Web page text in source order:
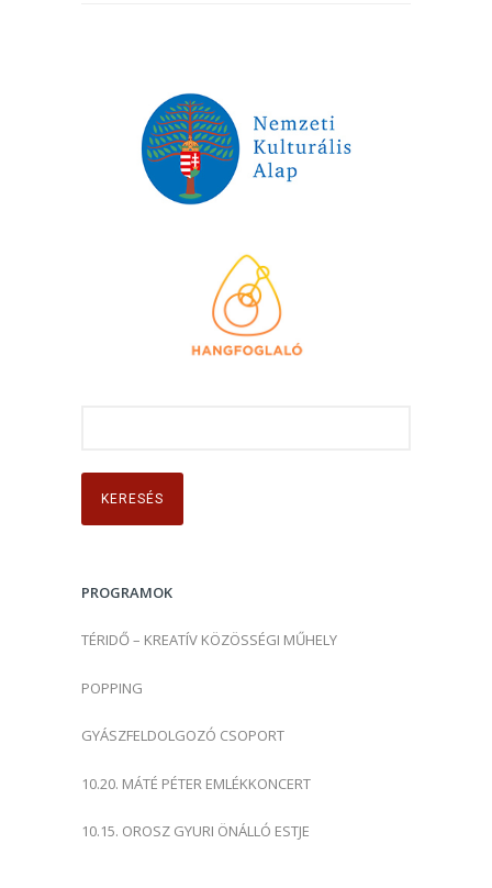
r
s
:PROGRAMOK
TÉRIDŐ – KREATÍV KÖZÖSSÉGI MŰHELY
POPPING
GYÁSZFELDOLGOZÓ CSOPORT
10.20. MÁTÉ PÉTER EMLÉKKONCERT
10.15. OROSZ GYURI ÖNÁLLÓ ESTJE